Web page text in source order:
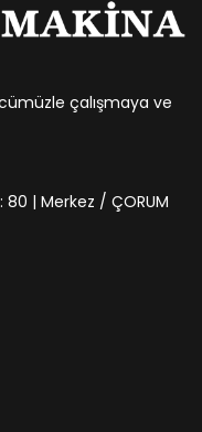
çalışmaya ve
80 | Merkez / ÇORUM